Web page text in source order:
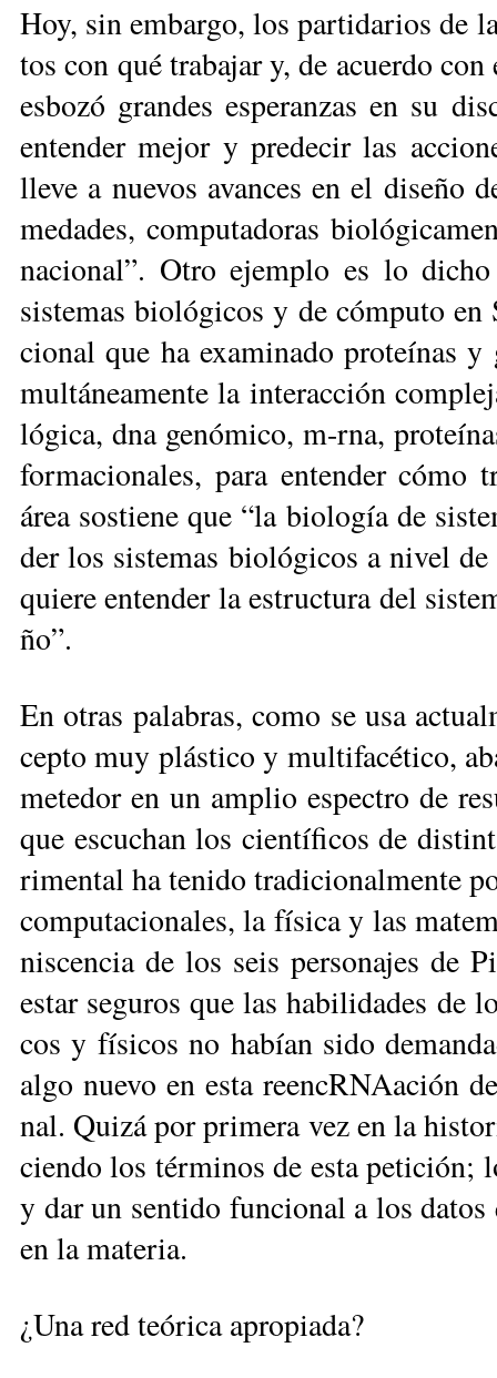
Hoy, sin em­bar­go, los par­ti­da­rios de
tos con qué tra­ba­jar y, de acuer­do
es­bo­zó gran­des es­pe­ran­zas en su
en­ten­der me­jor y pre­de­cir las
lle­ve a nue­vos avan­ces en el di­se­ño
me­da­des, com­pu­ta­do­ras
na­cio­nal”. Otro ejem­plo es lo
sistemas bio­ló­gi­cos y de cóm­pu­to
cio­nal que ha exa­mi­na­do pro­teí­nas
mul­tá­nea­men­te la in­te­rac­ción
ló­gi­ca, dna ge­nó­mi­co, m-rna,
for­ma­cio­na­les, pa­ra en­ten­der có­mo
área sos­tie­ne que “la bio­lo­gía de
der los sis­te­mas bio­ló­gi­cos a ni­vel
quie­re en­ten­der la es­truc­tu­ra del
ño”.
En otras pa­la­bras, co­mo se usa
cep­to muy plás­ti­co y mul­ti­fa­cé­ti­co,
me­te­dor en un am­plio es­pec­tro de
que es­cu­chan los cien­tí­fi­cos de
ri­men­tal ha te­ni­do tra­dicio­nal­men­te
com­pu­ta­cio­na­les, la fí­si­ca y las
nis­cen­cia de los seis per­so­na­jes de
es­tar se­gu­ros que las ha­bi­li­da­des
cos y fí­si­cos no ha­bían si­do
al­go nue­vo en es­ta reen­cRNAa­ción
nal. Qui­zá por pri­me­ra vez en la
cien­do los tér­mi­nos de es­ta pe­ti­ción;
y dar un sen­ti­do fun­cio­nal a los
en la ma­te­ria.
¿Una red teó­ri­ca apro­pia­da?